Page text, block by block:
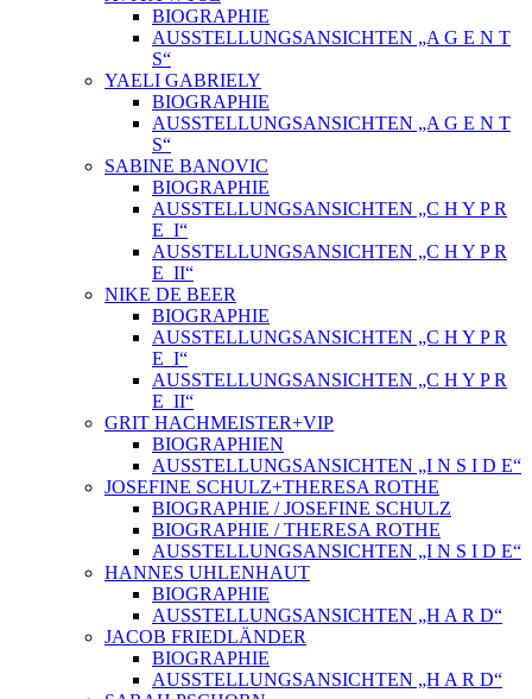
BIOGRAPHIE
AUSSTELLUNGSANSICHTEN „A G E N T
S“
YAELI GABRIELY
BIOGRAPHIE
AUSSTELLUNGSANSICHTEN „A G E N T
S“
SABINE BANOVIC
BIOGRAPHIE
AUSSTELLUNGSANSICHTEN „C H Y P R
E_I“
AUSSTELLUNGSANSICHTEN „C H Y P R
E_II“
NIKE DE BEER
BIOGRAPHIE
AUSSTELLUNGSANSICHTEN „C H Y P R
E_I“
AUSSTELLUNGSANSICHTEN „C H Y P R
E_II“
GRIT HACHMEISTER+VIP
BIOGRAPHIEN
AUSSTELLUNGSANSICHTEN „I N S I D E“
JOSEFINE SCHULZ+THERESA ROTHE
BIOGRAPHIE / JOSEFINE SCHULZ
BIOGRAPHIE / THERESA ROTHE
AUSSTELLUNGSANSICHTEN „I N S I D E“
HANNES UHLENHAUT
BIOGRAPHIE
AUSSTELLUNGSANSICHTEN „H A R D“
JACOB FRIEDLÄNDER
BIOGRAPHIE
AUSSTELLUNGSANSICHTEN „H A R D“